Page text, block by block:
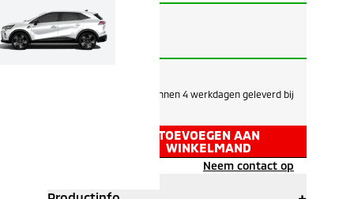
Geschikt voor:
GRANDIS 2026/2026.5
Voor 12 uur besteld, binnen 4 werkdagen geleverd bij
TOEVOEGEN AAN
WINKELMAND
Neem contact op